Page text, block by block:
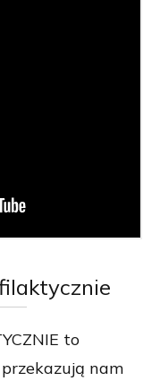
to
nam